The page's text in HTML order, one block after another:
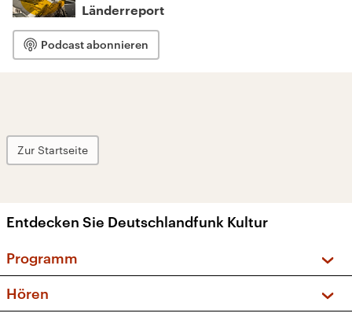
Länderreport
Podcast abonnieren
Zur Startseite
Entdecken Sie Deutschlandfunk Kultur
Programm
Sendungen und Podcasts
Hören